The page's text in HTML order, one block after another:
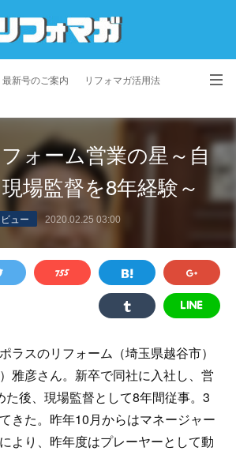
最新号のご案内 リフォマガ活用法
特定商取引法に基づく表記
プライバシーポリシー 利用規約 会社概要
ォーム営業の星～自
場監督を8年経験～
ュー 2020.02.25 03:00
ラスのリフォーム（埼玉県越谷市）
雅彦さん。新卒で同社に入社し、営
た後、現場監督として8年間従事。3
きた。昨年10月からはマネージャー
より、昨年度はプレーヤーとして動